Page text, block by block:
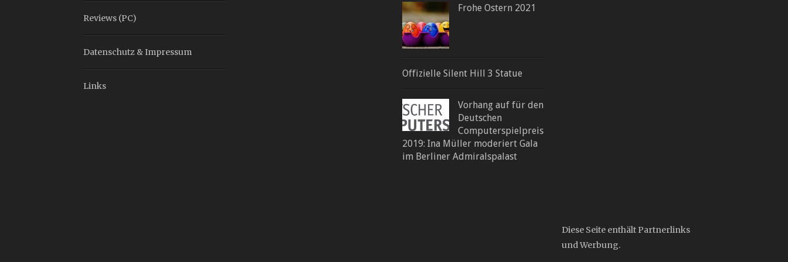
Reviews (PC)
Datenschutz & Impressum
Links
Frohe Ostern 2021
Offizielle Silent Hill 3 Statue
Vorhang auf für den
Deutschen
Computerspielpreis
2019: Ina Müller moderiert Gala
im Berliner Admiralspalast
Diese Seite enthält Partnerlinks
und Werbung.